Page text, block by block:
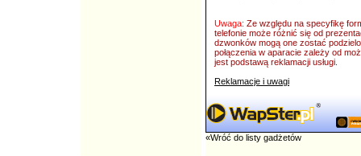
Uwaga: Ze względu na specyfikę
telefonie może różnić się od
dzwonków mogą one zostać
połączenia w aparacie zależy od
jest podstawą reklamacji usługi.
Reklamacje i uwagi
«Wróć do listy gadżetów